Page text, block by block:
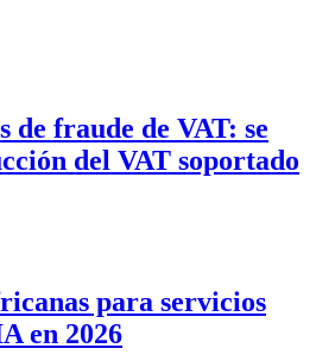
de fraude de VAT: se
del VAT soportado
para servicios
en 2026